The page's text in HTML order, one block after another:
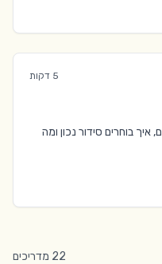
5 דקות
בוחרים סידור נכון ומה
22 מדריכים